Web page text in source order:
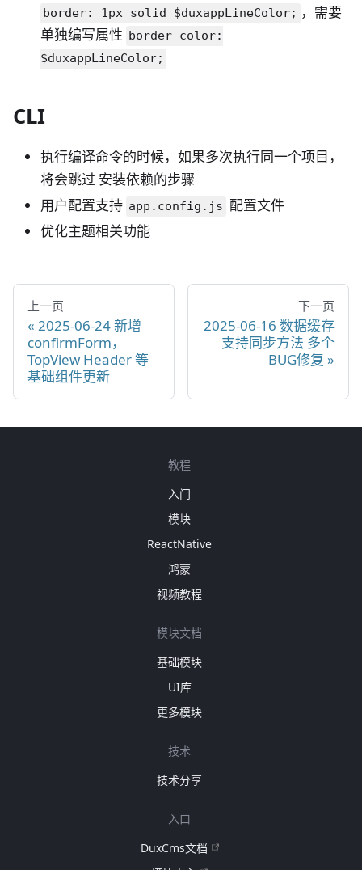
border: 1px solid $duxappLineColor; ，需要
单独编写属性 border-color:
$duxappLineColor;
CLI
执行编译命令的时候，如果多次执行同一个项目，
将会跳过 安装依赖的步骤
用户配置支持 app.config.js 配置文件
优化主题相关功能
上一页
2025-06-24 新增
confirmForm，
TopView Header 等
基础组件更新
下一页
2025-06-16 数据缓存
支持同步方法 多个
BUG修复
教程
入门
模块
ReactNative
鸿蒙
视频教程
模块文档
基础模块
UI库
更多模块
技术
技术分享
入口
DuxCms文档